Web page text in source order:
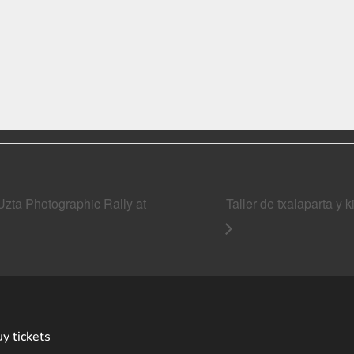
Photographic Rally at
Taller de txalaparta y
tickets